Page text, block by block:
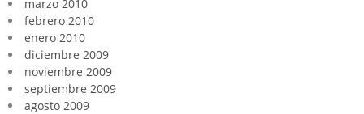
marzo 2010
febrero 2010
enero 2010
diciembre 2009
noviembre 2009
septiembre 2009
agosto 2009